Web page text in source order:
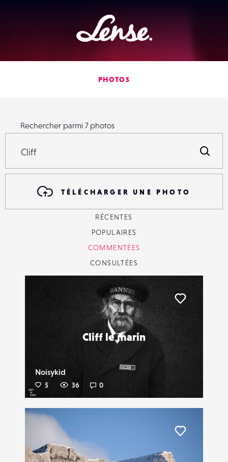
Lense
PHOTOS
Rechercher parmi 7photos
TÉLÉCHARGER UNE PHOTO
RÉCENTES
POPULAIRES
COMMENTÉES
CONSULTÉES
Cliff le marin
Noisykid
5 36 0